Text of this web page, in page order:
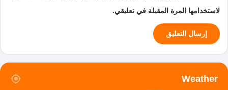
لاستخدامها المرة المقبلة في تعليقي.
Weather